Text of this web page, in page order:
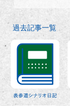
過去記事一覧